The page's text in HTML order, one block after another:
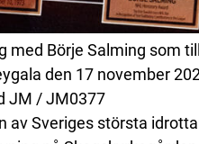
med Börje Salming som
den 17 november
JM / JM0377
av Sveriges största